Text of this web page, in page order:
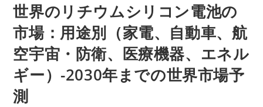
世界のリチウムシリコン電池の
市場：用途別（家電、自動車、航
空宇宙・防衛、医療機器、エネル
ギー）-2030年までの世界市場予
測